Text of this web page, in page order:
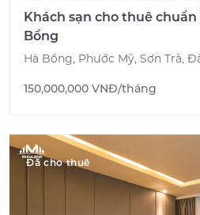
Khách sạn cho thuê chuẩn
Bổng
Hà Bổng, Phước Mỹ, Sơn Trà,
150,000,000 VNĐ/tháng
Đã cho thuê